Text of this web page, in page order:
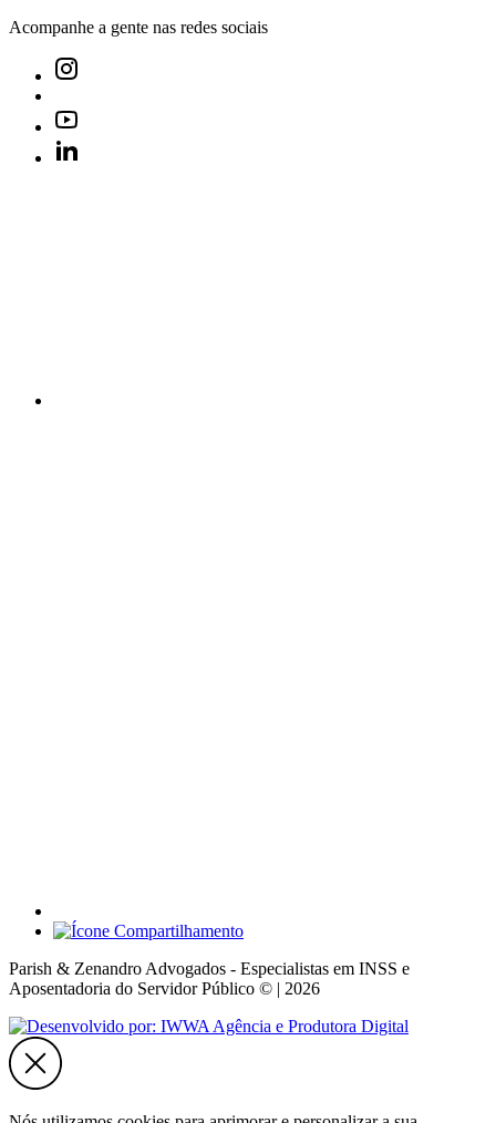
Acompanhe a gente nas redes sociais
Parish & Zenandro Advogados - Especialistas em INSS e
Aposentadoria do Servidor Público © | 2026